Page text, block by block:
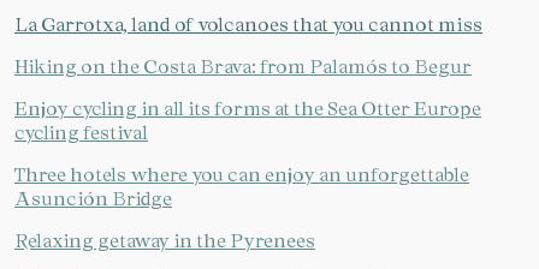
La Garrotxa, land of volcanoes that you cannot miss
Hiking on the Costa Brava: from Palamós to Begur
Enjoy cycling in all its forms at the Sea Otter Europe
cycling festival
Three hotels where you can enjoy an unforgettable
Asunción Bridge
Relaxing getaway in the Pyrenees